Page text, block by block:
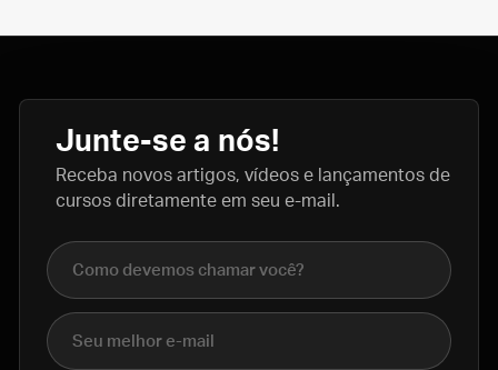
Junte-se a nós!
Receba novos artigos, vídeos e lançamentos de
cursos diretamente em seu e-mail.
Nome completo
E-mail